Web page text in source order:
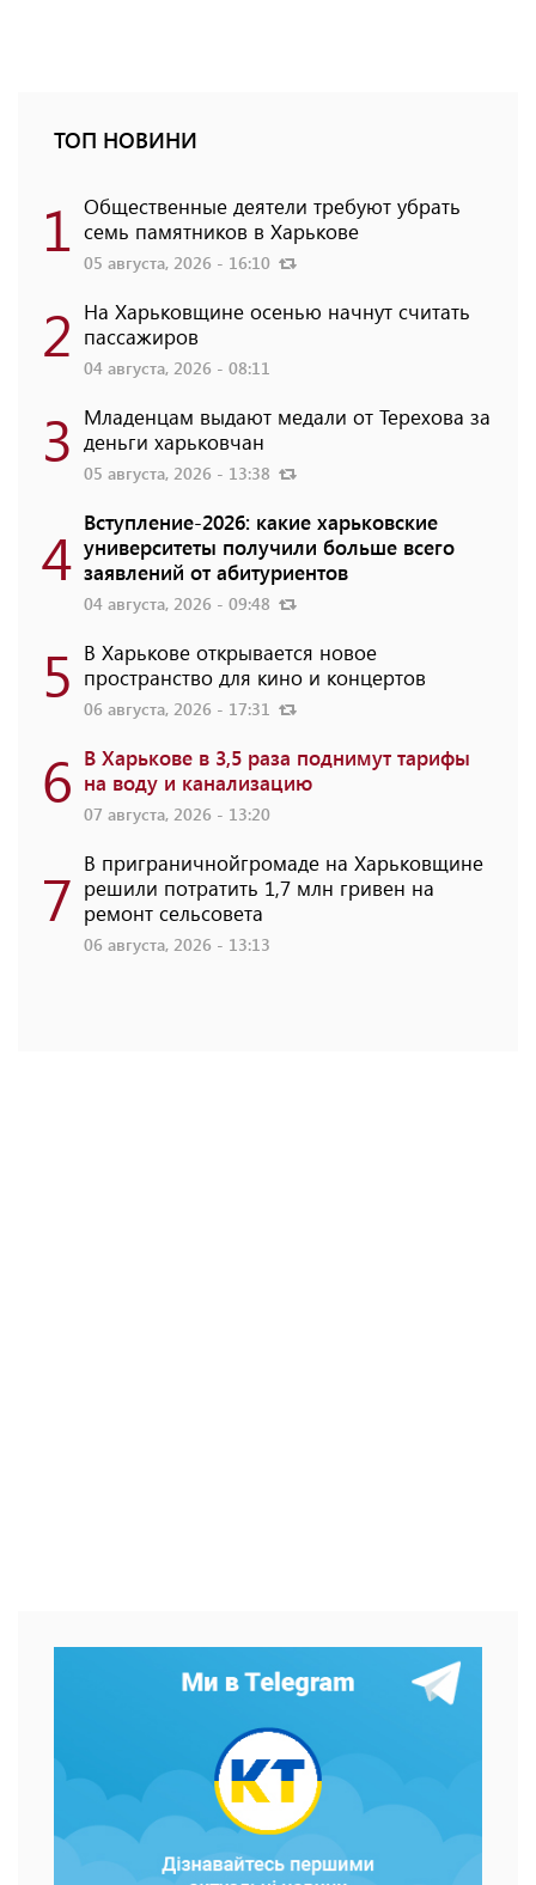
ТОП НОВИНИ
1 Общественные деятели требуют убрать
семь памятников в Харькове
05 августа, 2026 - 16:10
2 На Харьковщине осенью начнут считать
пассажиров
04 августа, 2026 - 08:11
3 Младенцам выдают медали от Терехова за
деньги харьковчан
05 августа, 2026 - 13:38
4 Вступление-2026: какие харьковские
университеты получили больше всего
заявлений от абитуриентов
04 августа, 2026 - 09:48
5 В Харькове открывается новое
пространство для кино и концертов
06 августа, 2026 - 17:31
6 В Харькове в 3,5 раза поднимут тарифы
на воду и канализацию
07 августа, 2026 - 13:20
7 В приграничнойгромаде на Харьковщине
решили потратить 1,7 млн ​​гривен на
ремонт сельсовета
06 августа, 2026 - 13:13